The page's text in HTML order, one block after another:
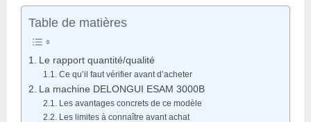
Table de matières
Le rapport quantité/qualité
Ce qu’il faut vérifier avant d’acheter
La machine DELONGUI ESAM 3000B
Les avantages concrets de ce modèle
Les limites à connaître avant achat